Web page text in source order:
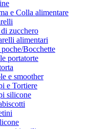
e Colla alimentare
di zucchero
alimentari
poche/Bocchette
portatorte
e smoother
e Tortiere
silicone